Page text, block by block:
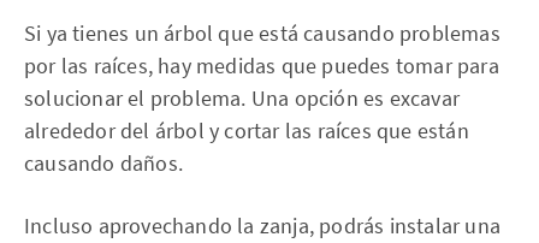
Si ya tienes un árbol que está causando problemas
por las raíces, hay medidas que puedes tomar para
solucionar el problema. Una opción es excavar
alrededor del árbol y cortar las raíces que están
causando daños.
Incluso aprovechando la zanja, podrás instalar una